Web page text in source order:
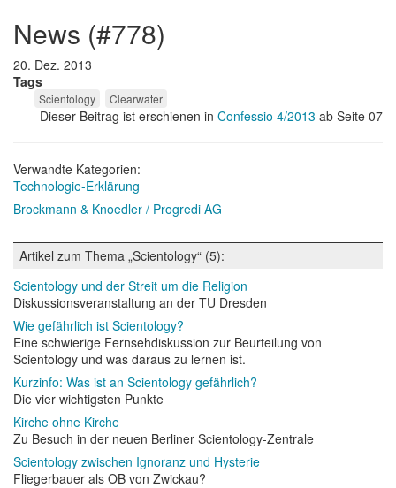
news (#778)
20. Dez. 2013
Tags
Scientology Clearwater
Dieser Beitrag ist erschienen in Confessio 4/2013 ab Seite 07
Verwandte Kategorien:
Technologie-Erklärung
Brockmann & Knoedler / Progredi AG
Artikel zum Thema „Scientology“ (5):
Scientology und der Streit um die Religion
Diskussionsveranstaltung an der TU Dresden
Wie gefährlich ist Scientology?
Eine schwierige Fernsehdiskussion zur Beurteilung von
Scientology und was daraus zu lernen ist.
Kurzinfo: Was ist an Scientology gefährlich?
Die vier wichtigsten Punkte
Kirche ohne Kirche
Zu Besuch in der neuen Berliner Scientology-Zentrale
Scientology zwischen Ignoranz und Hysterie
Fliegerbauer als OB von Zwickau?